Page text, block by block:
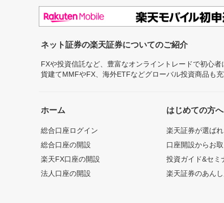
ネット証券の楽天証券についてのご紹介
FXや投資信託など、豊富なオンライントレードで初心
貨建てMMFやFX、海外ETFなどグローバル投資商品も
ホーム
総合口座ログイン
総合口座の開設
楽天FX口座の開設
法人口座の開設
はじめての方へ
楽天証券が選ば
口座開設からお
投資ガイド&セミ
楽天証券のあん